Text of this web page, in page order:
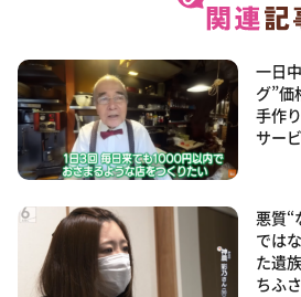
一日
グ”価
手作
サー
悪質“
では
た遺
ちふ